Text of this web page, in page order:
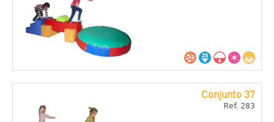
Conjunto 37
Ref. 283